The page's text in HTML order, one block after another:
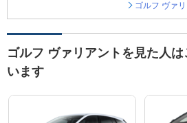
ゴルフ ヴァ
ゴルフ ヴァリアントを見た人
います